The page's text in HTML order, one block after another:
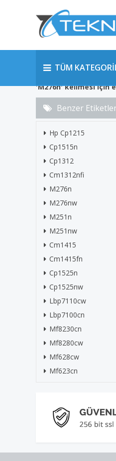
TÜM
'M276n' kelimesi için
Benzer
Hp Cp1215
Cp1515n
Cp1312
Cm1312nfi
M276n
M276nw
M251n
M251nw
Cm1415
Cm1415fn
Cp1525n
Cp1525nw
Lbp7110cw
Lbp7100cn
Mf8230cn
Mf8280cw
Mf628cw
Mf623cn